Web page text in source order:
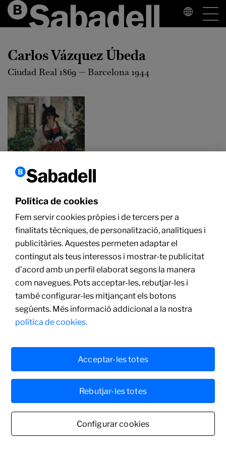
Carlos Vázquez Úbeda
Ciudad Real 1869 — Barcelona 1944
Carlos Vázquez
Úbeda
Portuguesa
Oli sobre tela
99 x 76 cm
Política de cookies
Fem servir cookies pròpies i de tercers per a
finalitats tècniques, de personalització, analítiques i
publicitàries. Aquestes permeten adaptar el
contingut als teus interessos i mostrar-te publicitat
d’acord amb un perfil elaborat segons la manera
com navegues. Pots acceptar-les, rebutjar-les i
també configurar-les mitjançant els botons
següents. Més informació addicional a la nostra
política de cookies.
Configurar cookies
Rebutjar-les totes
Acceptar-les totes